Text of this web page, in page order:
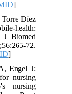
PMID
Torre Díez
health:
J Biomed
72.
A, Engel J:
for nursing
nursing